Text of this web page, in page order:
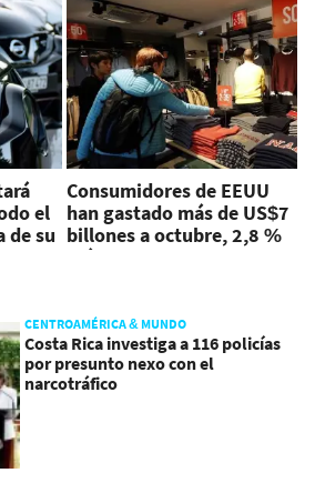
el
de su
Consumidores de EEUU
han gastado más de US$7
billones a octubre, 2,8 %
más que en 2023
CENTROAMÉRICA & MUNDO
Costa Rica investiga a 116 policías
por presunto nexo con el
narcotráfico